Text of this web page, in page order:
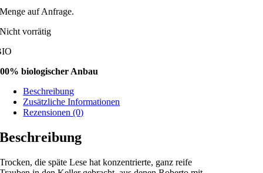
Menge auf Anfrage.
Nicht vorrätig
biologischer Anbau
Beschreibung
Zusätzliche Informationen
Rezensionen (0)
Beschreibung
Trocken, die späte Lese hat konzentrierte, ganz reife